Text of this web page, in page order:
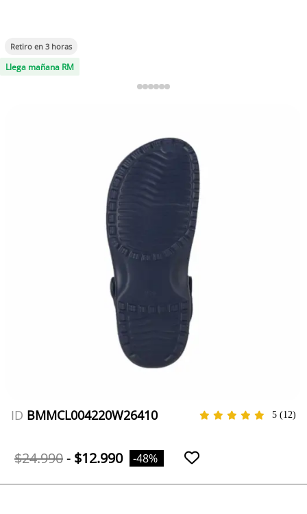
Retiro en 3 horas
Llega mañana RM
ID BMMCL004220W26410 5 (12)
$24.990- $12.990 -48%